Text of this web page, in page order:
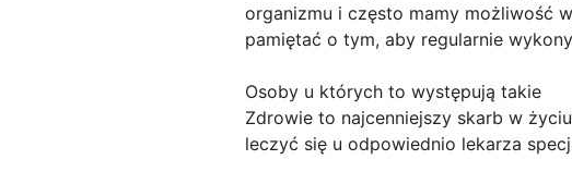
organizmu i często mamy możliwość
pamiętać o tym, aby regularnie
Osoby u których to występują takie
Zdrowie to najcenniejszy skarb w
leczyć się u odpowiednio lekarza